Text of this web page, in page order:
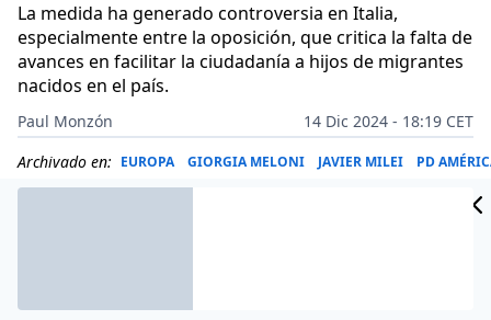
La medida ha generado controversia en Italia,
especialmente entre la oposición, que critica la falta de
avances en facilitar la ciudadanía a hijos de migrantes
nacidos en el país.
Paul Monzón
14 Dic 2024 - 18:19 CET
Archivado en: EUROPA GIORGIA MELONI JAVIER MILEI PD